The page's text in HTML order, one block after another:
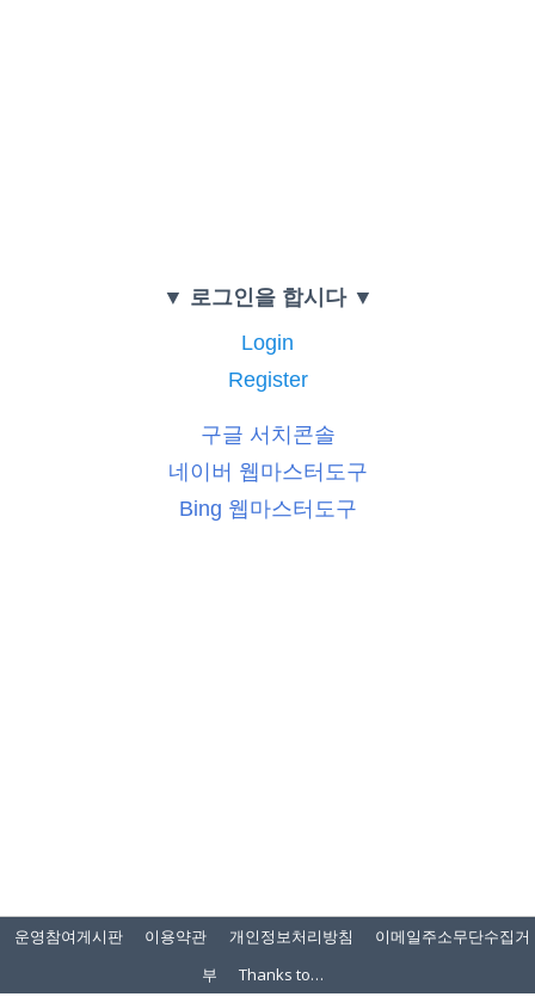
▼ 로그인을 합시다 ▼
Login
Register
구글 서치콘솔
네이버 웹마스터도구
Bing 웹마스터도구
운영참여게시판 이용약관 개인정보처리방침
이메일주소무단수집거
부
Thanks to…